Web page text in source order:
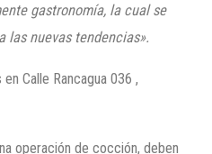
gastronomía, la cual se
las nuevas tendencias».
Calle Rancagua 036 ,
operación de cocción, deben